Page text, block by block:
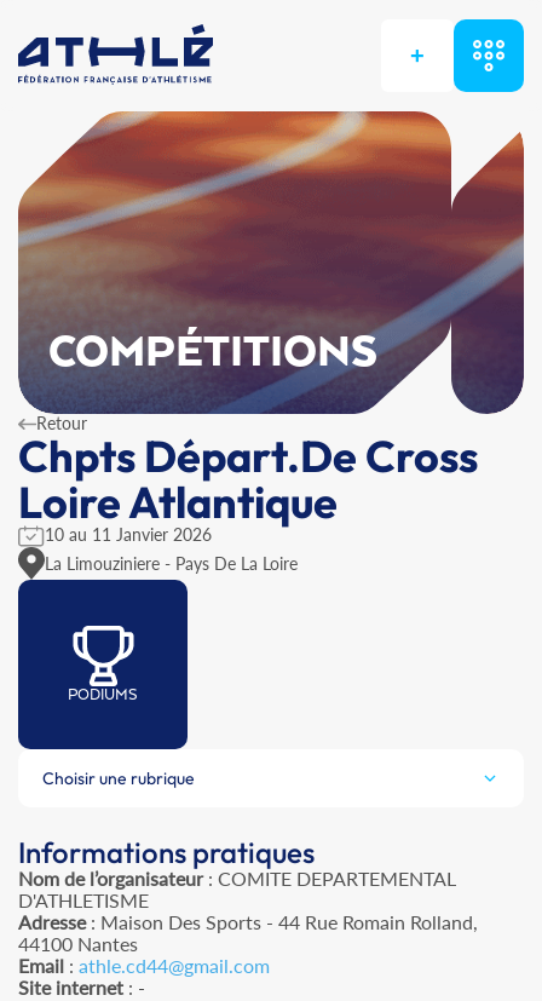
+
COMPÉTITIONS
Retour
Chpts Départ.De Cross
Loire Atlantique
10 au 11 Janvier 2026
La Limouziniere - Pays De La Loire
PODIUMS
Choisir une rubrique
Informations pratiques
Nom de l’organisateur: COMITE DEPARTEMENTAL
D'ATHLETISME
Adresse: Maison Des Sports - 44 Rue Romain Rolland,
44100 Nantes
Email : athle.cd44@gmail.com
Site internet : -